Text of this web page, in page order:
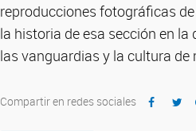
reproducciones fotográficas
la historia de esa sección en
las vanguardias y la cultura de
Compartir en redes sociales